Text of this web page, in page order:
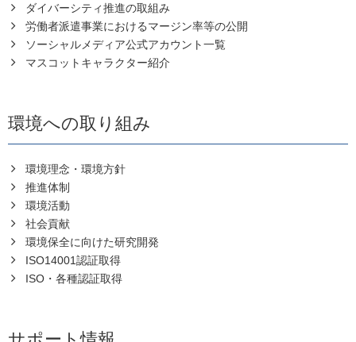
ダイバーシティ推進の取組み
労働者派遣事業におけるマージン率等の公開
ソーシャルメディア公式アカウント一覧
マスコットキャラクター紹介
環境への取り組み
環境理念・環境方針
推進体制
環境活動
社会貢献
環境保全に向けた研究開発
ISO14001認証取得
ISO・各種認証取得